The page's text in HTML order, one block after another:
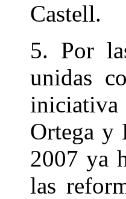
Castell.
5. Por
unidas
iniciativa
Ortega y
2007 ya
las